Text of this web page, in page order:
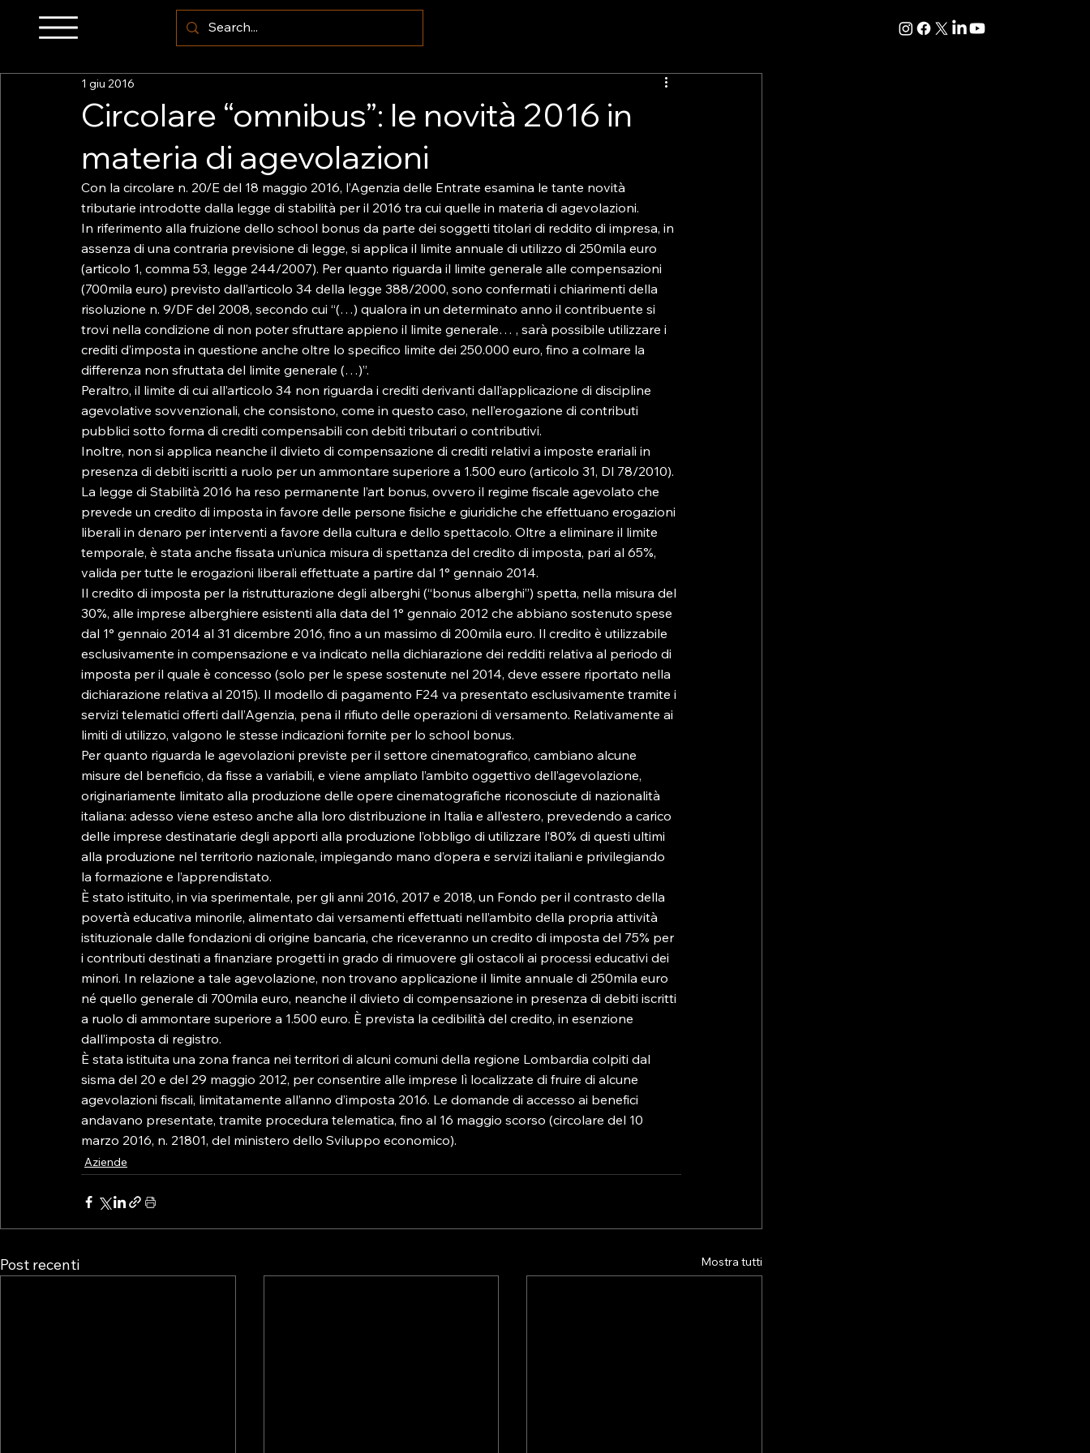
Circolare “omnibus”: le novità 2016 in
materia di agevolazioni
1 giu 2016
Con la circolare n. 20/E del 18 maggio 2016, l’Agenzia delle Entrate esamina le tante novità
tributarie introdotte dalla legge di stabilità per il 2016 tra cui quelle in materia di agevolazioni.
In riferimento alla fruizione dello school bonus da parte dei soggetti titolari di reddito di impresa, in
assenza di una contraria previsione di legge, si applica il limite annuale di utilizzo di 250mila euro
(articolo 1, comma 53, legge 244/2007). Per quanto riguarda il limite generale alle compensazioni
(700mila euro) previsto dall’articolo 34 della legge 388/2000, sono confermati i chiarimenti della
risoluzione n. 9/DF del 2008, secondo cui “(…) qualora in un determinato anno il contribuente si
trovi nella condizione di non poter sfruttare appieno il limite generale… , sarà possibile utilizzare i
crediti d’imposta in questione anche oltre lo specifico limite dei 250.000 euro, fino a colmare la
differenza non sfruttata del limite generale (…)”.
Peraltro, il limite di cui all’articolo 34 non riguarda i crediti derivanti dall’applicazione di discipline
agevolative sovvenzionali, che consistono, come in questo caso, nell’erogazione di contributi
pubblici sotto forma di crediti compensabili con debiti tributari o contributivi.
Inoltre, non si applica neanche il divieto di compensazione di crediti relativi a imposte erariali in
presenza di debiti iscritti a ruolo per un ammontare superiore a 1.500 euro (articolo 31, Dl 78/2010).
La legge di Stabilità 2016 ha reso permanente l’art bonus, ovvero il regime fiscale agevolato che
prevede un credito di imposta in favore delle persone fisiche e giuridiche che effettuano erogazioni
liberali in denaro per interventi a favore della cultura e dello spettacolo. Oltre a eliminare il limite
temporale, è stata anche fissata un’unica misura di spettanza del credito di imposta, pari al 65%,
valida per tutte le erogazioni liberali effettuate a partire dal 1° gennaio 2014.
Il credito di imposta per la ristrutturazione degli alberghi (“bonus alberghi”) spetta, nella misura del
30%, alle imprese alberghiere esistenti alla data del 1° gennaio 2012 che abbiano sostenuto spese
dal 1° gennaio 2014 al 31 dicembre 2016, fino a un massimo di 200mila euro. Il credito è utilizzabile
esclusivamente in compensazione e va indicato nella dichiarazione dei redditi relativa al periodo di
imposta per il quale è concesso (solo per le spese sostenute nel 2014, deve essere riportato nella
dichiarazione relativa al 2015). Il modello di pagamento F24 va presentato esclusivamente tramite i
servizi telematici offerti dall’Agenzia, pena il rifiuto delle operazioni di versamento. Relativamente ai
limiti di utilizzo, valgono le stesse indicazioni fornite per lo school bonus.
Per quanto riguarda le agevolazioni previste per il settore cinematografico, cambiano alcune
misure del beneficio, da fisse a variabili, e viene ampliato l’ambito oggettivo dell’agevolazione,
originariamente limitato alla produzione delle opere cinematografiche riconosciute di nazionalità
italiana: adesso viene esteso anche alla loro distribuzione in Italia e all’estero, prevedendo a carico
delle imprese destinatarie degli apporti alla produzione l’obbligo di utilizzare l’80% di questi ultimi
alla produzione nel territorio nazionale, impiegando mano d’opera e servizi italiani e privilegiando
la formazione e l’apprendistato.
È stato istituito, in via sperimentale, per gli anni 2016, 2017 e 2018, un Fondo per il contrasto della
povertà educativa minorile, alimentato dai versamenti effettuati nell’ambito della propria attività
istituzionale dalle fondazioni di origine bancaria, che riceveranno un credito di imposta del 75% per
i contributi destinati a finanziare progetti in grado di rimuovere gli ostacoli ai processi educativi dei
minori. In relazione a tale agevolazione, non trovano applicazione il limite annuale di 250mila euro
né quello generale di 700mila euro, neanche il divieto di compensazione in presenza di debiti iscritti
a ruolo di ammontare superiore a 1.500 euro. È prevista la cedibilità del credito, in esenzione
dall’imposta di registro.
È stata istituita una zona franca nei territori di alcuni comuni della regione Lombardia colpiti dal
sisma del 20 e del 29 maggio 2012, per consentire alle imprese lì localizzate di fruire di alcune
agevolazioni fiscali, limitatamente all’anno d’imposta 2016. Le domande di accesso ai benefici
andavano presentate, tramite procedura telematica, fino al 16 maggio scorso (circolare del 10
marzo 2016, n. 21801, del ministero dello Sviluppo economico).
Aziende
Post recenti Mostra tutti